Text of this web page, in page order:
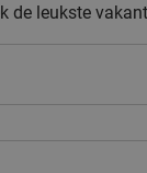
de leukste